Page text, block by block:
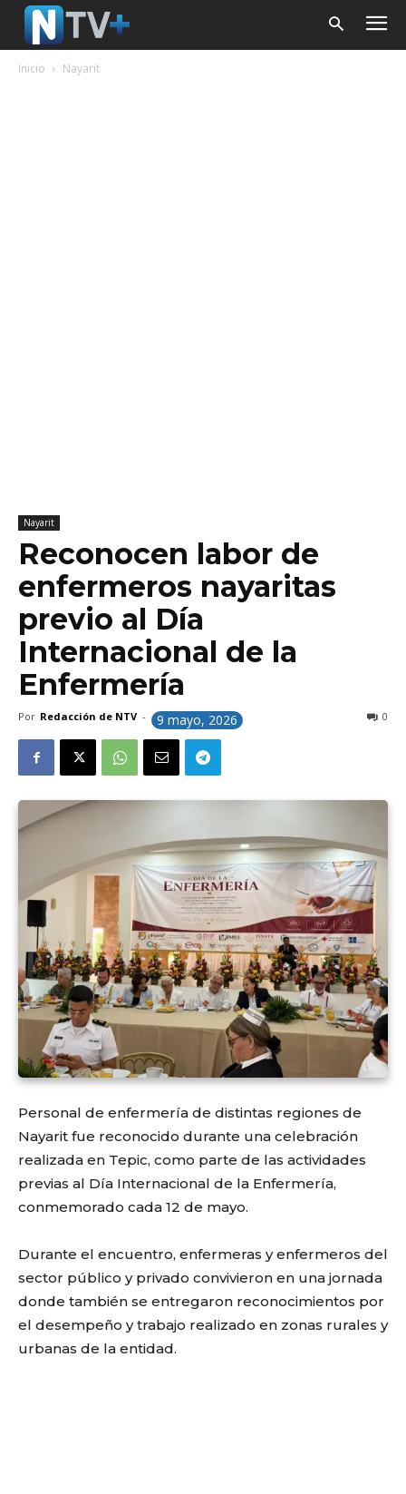
Inicio Nayarit
Nayarit
Reconocen labor de
enfermeros nayaritas
previo al Día
Internacional de la
Enfermería
Por Redacción de NTV - 9 mayo, 2026 0
Personal de enfermería de distintas regiones de
Nayarit fue reconocido durante una celebración
realizada en Tepic, como parte de las actividades
previas al Día Internacional de la Enfermería,
conmemorado cada 12 de mayo.
Durante el encuentro, enfermeras y enfermeros del
sector público y privado convivieron en una jornada
donde también se entregaron reconocimientos por
el desempeño y trabajo realizado en zonas rurales y
urbanas de la entidad.